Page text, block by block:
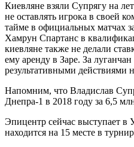
Киевляне взяли Супрягу на
не оставлять игрока в своей
тайме в официальных матчах
Хамрун Спартанс в
киевляне также не делали
ему аренду в Заре. За
результативными действиями
Напомним, что Владислав
Днепра-1 в 2018 году за 6,5
Эпицентр сейчас выступает
находится на 15 месте в